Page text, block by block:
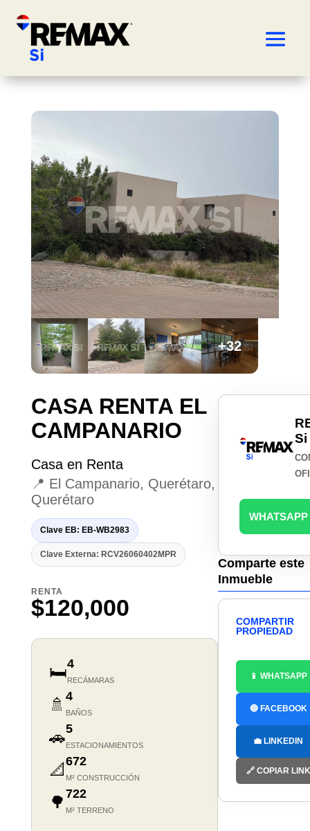
+32
CASA RENTA EL
CAMPANARIO
Casa en Renta
📍 El Campanario, Querétaro,
Querétaro
Clave EB: EB-WB2983
Clave Externa: RCV26060402MPR
RENTA
$120,000
🛏️4
RECÁMARAS
🚿 4
BAÑOS
🚗5
ESTACIONAMIENTOS
📐 672
M² CONSTRUCCIÓN
🌳 722
M² TERRENO
Si
WHATSAPP
Comparte este
Inmueble
COMPARTIR
PROPIEDAD
📱 WHATSAPP
🔵 FACEBOOK
💼 LINKEDIN
🔗 COPIAR LINK